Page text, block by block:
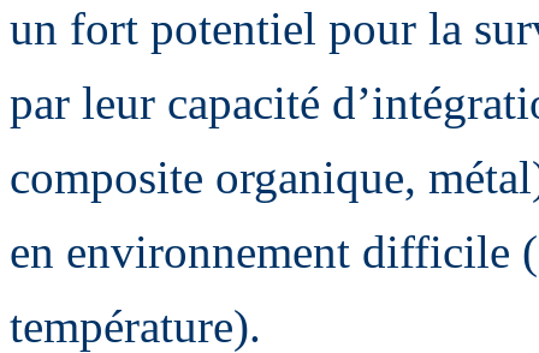
un fort potentiel pour la
par leur capacité
composite organique,
en environnement difficile
température).